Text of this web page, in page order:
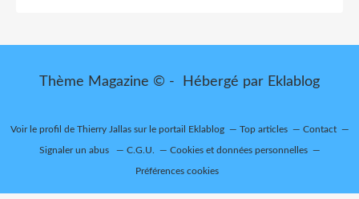
Thème Magazine © - Hébergé par Eklablog
Voir le profil de Thierry Jallassur le portail Eklablog Top articles Contact
Signaler un abus C.G.U. Cookies et données personnelles
Préférences cookies